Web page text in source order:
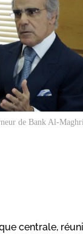
de Bank Al-
centrale,